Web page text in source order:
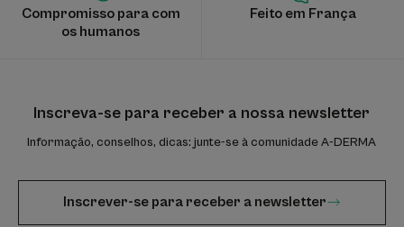
Compromisso para com
os humanos
Feito em França
Inscreva-se para receber a nossa newsletter
Informação, conselhos, dicas: junte-se à comunidade A-DERMA
Inscrever-se para receber a newsletter